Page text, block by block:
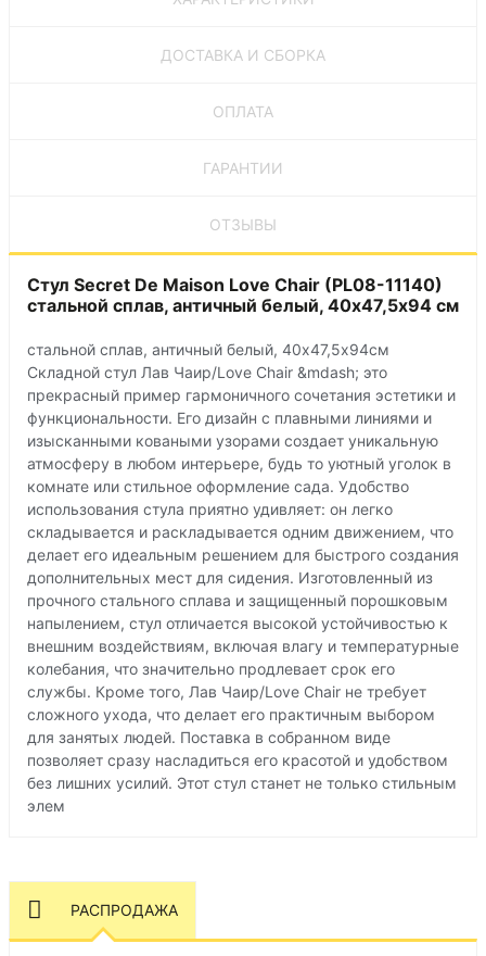
ДОСТАВКА И СБОРКА
ОПЛАТА
ГАРАНТИИ
ОТЗЫВЫ
Стул Secret De Maison Love Chair (PL08-11140)
стальной сплав, античный белый, 40х47,5х94 см
стальной сплав, античный белый, 40х47,5х94см
Складной стул Лав Чаир/Love Chair &mdash; это
прекрасный пример гармоничного сочетания эстетики и
функциональности. Его дизайн с плавными линиями и
изысканными коваными узорами создает уникальную
атмосферу в любом интерьере, будь то уютный уголок в
комнате или стильное оформление сада. Удобство
использования стула приятно удивляет: он легко
складывается и раскладывается одним движением, что
делает его идеальным решением для быстрого создания
дополнительных мест для сидения. Изготовленный из
прочного стального сплава и защищенный порошковым
напылением, стул отличается высокой устойчивостью к
внешним воздействиям, включая влагу и температурные
колебания, что значительно продлевает срок его
службы. Кроме того, Лав Чаир/Love Chair не требует
сложного ухода, что делает его практичным выбором
для занятых людей. Поставка в собранном виде
позволяет сразу насладиться его красотой и удобством
без лишних усилий. Этот стул станет не только стильным
элем
РАСПРОДАЖА